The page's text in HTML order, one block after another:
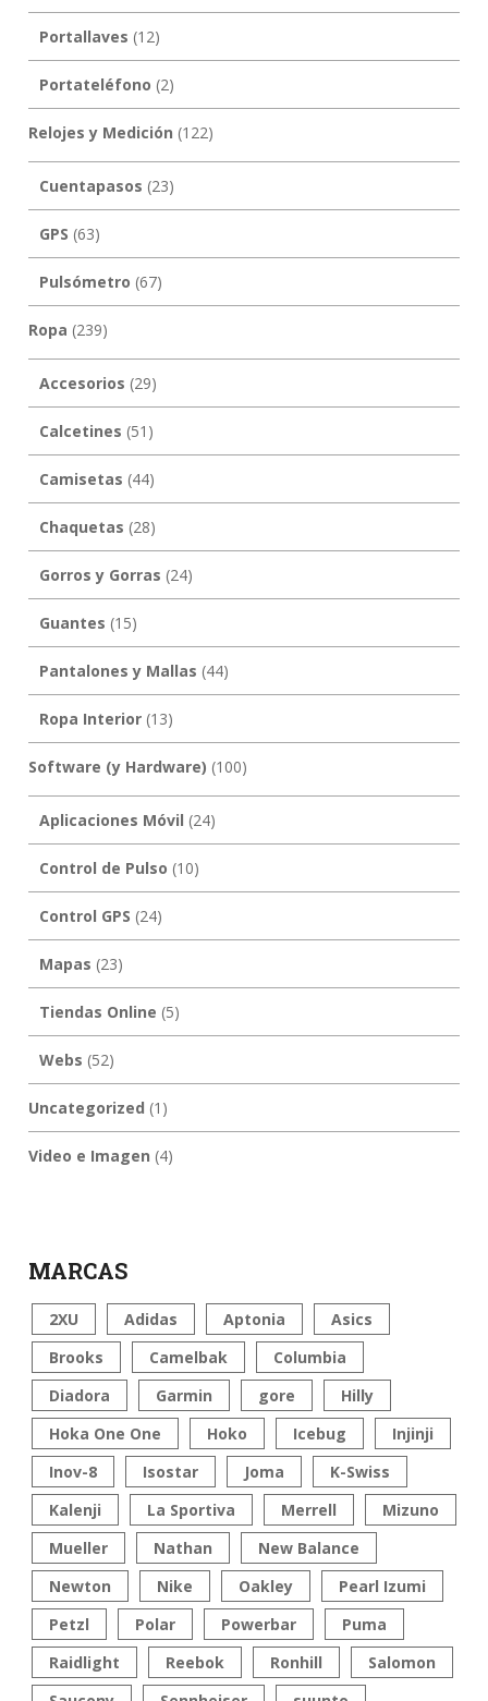
Portallaves (12)
Portateléfono (2)
Relojes y Medición (122)
Cuentapasos (23)
GPS (63)
Pulsómetro (67)
Ropa (239)
Accesorios (29)
Calcetines (51)
Camisetas (44)
Chaquetas (28)
Gorros y Gorras (24)
Guantes (15)
Pantalones y Mallas (44)
Ropa Interior(13)
Software (y Hardware) (100)
Aplicaciones Móvil (24)
Control de Pulso (10)
Control GPS (24)
Mapas (23)
Tiendas Online (5)
Webs (52)
Uncategorized (1)
Video e Imagen (4)
MARCAS
2XU Adidas Aptonia
Asics
Brooks
Camelbak
Columbia
Diadora
Garmin gore
Hilly
Hoka One One
Hoko Icebug
Injinji
Inov-8
Isostar Joma
K-Swiss
Kalenji
La Sportiva Merrell
Mizuno
Mueller
Nathan
New Balance
Newton
Nike Oakley
Pearl Izumi
Petzl
Polar Powerbar
Puma
Raidlight
Reebok Ronhill
Salomon